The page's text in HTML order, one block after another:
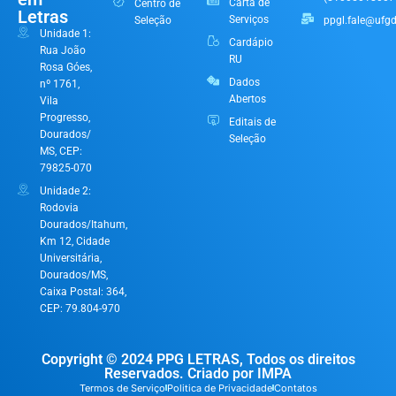
Letras
Unidade 1:
Rua João
Rosa Góes,
nº 1761,
Vila
Progresso,
Dourados/
MS, CEP:
79825-070
Unidade 2:
Rodovia
Dourados/Itahum,
Km 12, Cidade
Universitária,
Dourados/MS,
Caixa Postal: 364,
CEP: 79.804-970
Centro de
Seleção
Carta de
Serviços
Cardápio
RU
Dados
Abertos
Editais de
Seleção
Copyright © 2024 PPG LETRAS, Todos os direitos
Reservados. Criado por IMPA
Termos de ServiçoPolitica de PrivacidadeContatos